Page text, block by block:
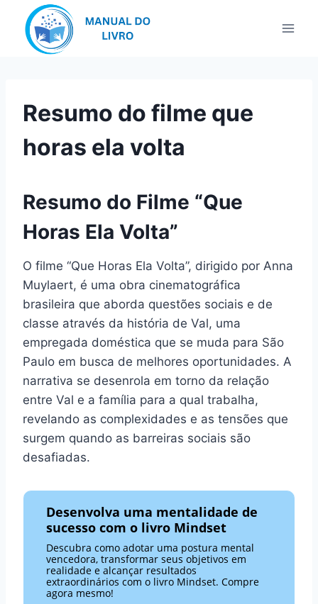
Resumo do filme que
horas ela volta
Resumo do Filme “Que
Horas Ela Volta”
O filme “Que Horas Ela Volta”, dirigido por Anna
Muylaert, é uma obra cinematográfica
brasileira que aborda questões sociais e de
classe através da história de Val, uma
empregada doméstica que se muda para São
Paulo em busca de melhores oportunidades. A
narrativa se desenrola em torno da relação
entre Val e a família para a qual trabalha,
revelando as complexidades e as tensões que
surgem quando as barreiras sociais são
desafiadas.
Desenvolva uma mentalidade de
sucesso com o livro Mindset
Descubra como adotar uma postura mental
vencedora, transformar seus objetivos em
realidade e alcançar resultados
extraordinários com o livro Mindset. Compre
agora mesmo!